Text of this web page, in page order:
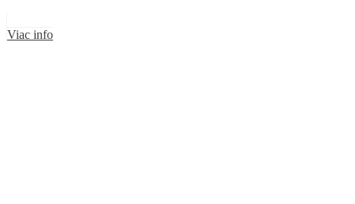
Viac info